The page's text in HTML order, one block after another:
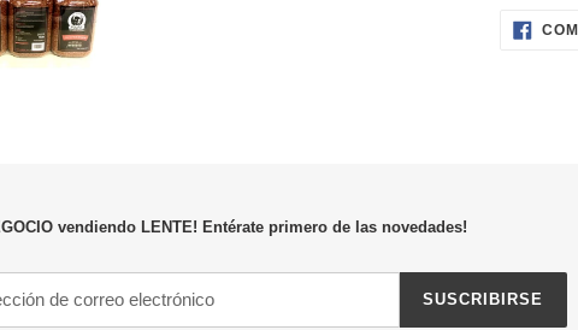
vendiendo LENTE! Entérate primero de las novedades!
SUSCRIBIRSE